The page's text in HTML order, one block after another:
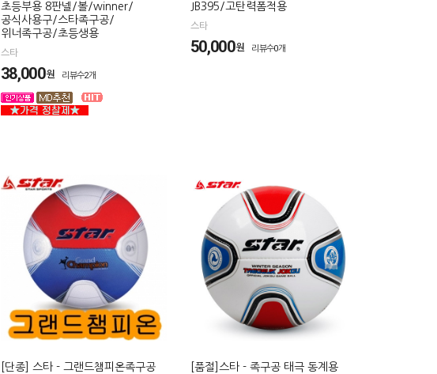
초등부용 8판넬/볼/winner/
공식사용구/스타족구공/
위너족구공/초등생용
스타
38,000원 리뷰수2개
JB395/고탄력폼적용
스타
50,000원 리뷰수0개
[단종] 스타 - 그랜드챔피온족구공
[품절]스타 - 족구공 태극 동계용